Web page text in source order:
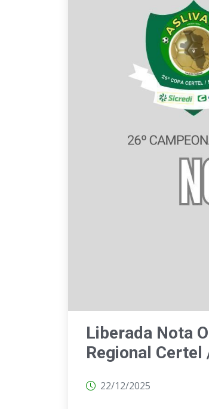
Liberada Nota
Regional
22/12/2025